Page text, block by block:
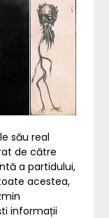
său real
de către
a partidului,
acestea,
informații